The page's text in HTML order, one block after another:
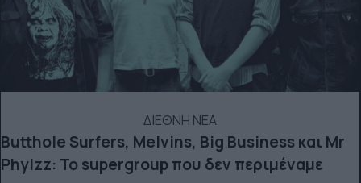
ΔΙΕΘΝΗ ΝΕΑ
Butthole Surfers, Melvins, Big Business και Mr
Phylzz: Το supergroup που δεν περιμέναμε